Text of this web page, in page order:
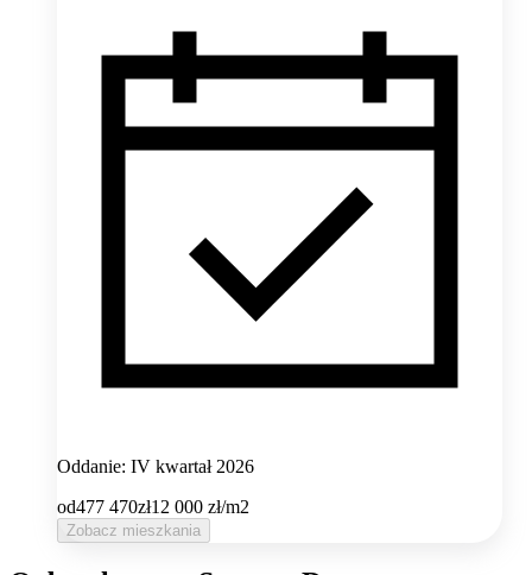
Oddanie: IV kwartał 2026
od477 470zł12 000 zł/m2
Zobacz mieszkania